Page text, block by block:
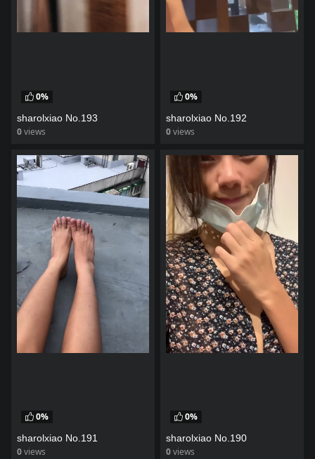
0%
sharolxiao No.193
0views
0%
sharolxiao No.192
0views
0%
sharolxiao No.191
0views
0%
sharolxiao No.190
0views